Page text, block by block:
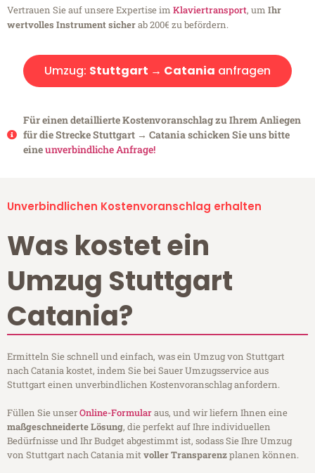
Vertrauen Sie auf unsere Expertise im Klaviertransport, um Ihr
wertvolles Instrument sicherab 200€ zu befördern.
Umzug: Stuttgart → Catania anfragen
Für einen detaillierte Kostenvoranschlag zu Ihrem Anliegen
für die Strecke Stuttgart → Catania schicken Sie uns bitte
eineunverbindliche Anfrage!
Unverbindlichen Kostenvoranschlag erhalten
Was kostet ein
Umzug Stuttgart
Catania?
Ermitteln Sie schnell und einfach, was ein Umzug von Stuttgart
nach Catania kostet, indem Sie bei Sauer Umzugsservice aus
Stuttgart einen unverbindlichen Kostenvoranschlag anfordern.
Füllen Sie unserOnline-Formularaus, und wir liefern Ihnen eine
maßgeschneiderte Lösung, die perfekt auf Ihre individuellen
Bedürfnisse und Ihr Budget abgestimmt ist, sodass Sie Ihre Umzug
von Stuttgart nach Catania mitvoller Transparenzplanen können.